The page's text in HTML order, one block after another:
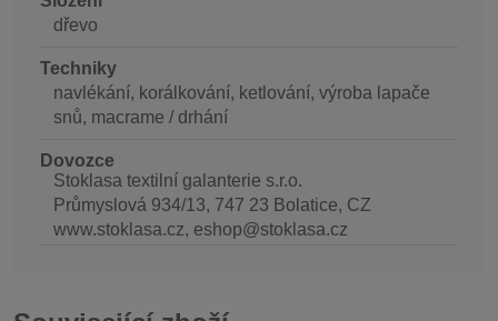
dřevo
Techniky
navlékání, korálkování, ketlování, výroba lapače
snů, macrame / drhání
Dovozce
Stoklasa textilní galanterie s.r.o.
Průmyslová 934/13, 747 23 Bolatice, CZ
www.stoklasa.cz, eshop@stoklasa.cz